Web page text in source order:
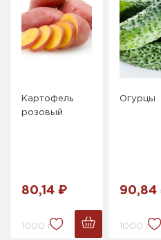
Картофель
розовый
80,14 ₽
1000 г.
Огурцы
90,84
1000 г.